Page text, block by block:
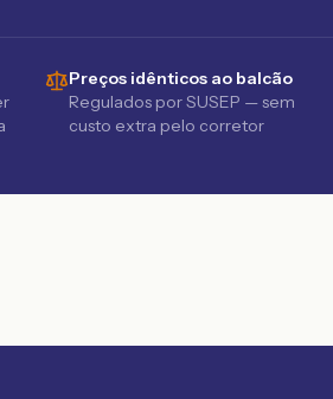
Preços idênticos ao balcão
Regulados por SUSEP — sem
custo extra pelo corretor